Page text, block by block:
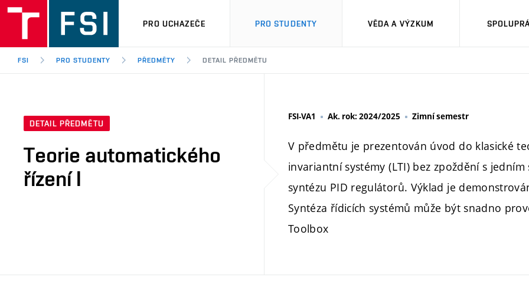
PRO UCHAZEČE PRO STUDENTY VĚDA A VÝZKUM
FSI PRO STUDENTY PŘEDMĚTY DETAIL PŘEDMĚTU
DETAIL PŘEDMĚTU
Teorie automatického
řízení I
FSI-VA1 Ak. rok: 2024/2025 Zimní semestr
V předmětu je prezentován úvod do klasické
invariantní systémy (LTI) bez zpoždění s
syntézu PID regulátorů. Výklad je
Syntéza řídicích systémů může být snadno
Toolbox